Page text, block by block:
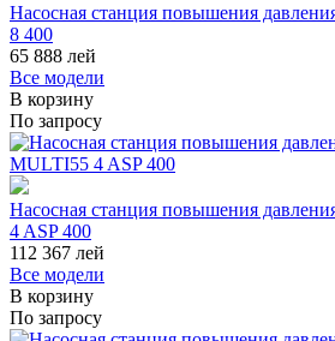
Насосная станция повышения
8 400
65 888 лей
Все модели
В корзину
По запросу
Насосная станция повышения
4 ASP 400
112 367 лей
Все модели
В корзину
По запросу